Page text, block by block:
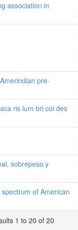
association in
pre-
ris lum bri coi des
sobrepeso y
of American
1 to 20 of 20